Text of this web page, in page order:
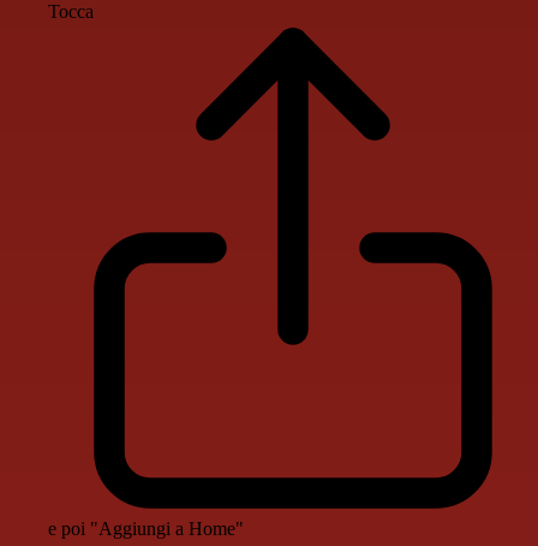
Tocca
e poi "Aggiungi a Home"